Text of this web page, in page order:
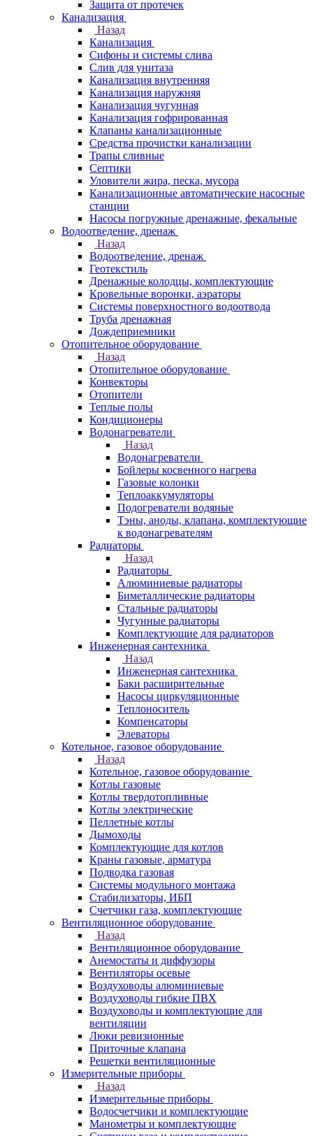
Защита от протечек
Канализация
Назад
Канализация
Сифоны и системы слива
Слив для унитаза
Канализация внутренняя
Канализация наружняя
Канализация чугунная
Канализация гофрированная
Клапаны канализационные
Средства прочистки канализации
Трапы сливные
Септики
Уловители жира, песка, мусора
Канализационные автоматические насосные
станции
Насосы погружные дренажные, фекальные
Водоотведение, дренаж
Назад
Водоотведение, дренаж
Геотекстиль
Дренажные колодцы, комплектующие
Кровельные воронки, аэраторы
Системы поверхностного водоотвода
Труба дренажная
Дождеприемники
Отопительное оборудование
Назад
Отопительное оборудование
Конвекторы
Отопители
Теплые полы
Кондиционеры
Водонагреватели
Назад
Водонагреватели
Бойлеры косвенного нагрева
Газовые колонки
Теплоаккумуляторы
Подогреватели водяные
Тэны, аноды, клапана, комплектующие
к водонагревателям
Радиаторы
Назад
Радиаторы
Алюминиевые радиаторы
Биметаллические радиаторы
Стальные радиаторы
Чугунные радиаторы
Комплектующие для радиаторов
Инженерная сантехника
Назад
Инженерная сантехника
Баки расширительные
Насосы циркуляционные
Теплоноситель
Компенсаторы
Элеваторы
Котельное, газовое оборудование
Назад
Котельное, газовое оборудование
Котлы газовые
Котлы твердотопливные
Котлы электрические
Пеллетные котлы
Дымоходы
Комплектующие для котлов
Краны газовые, арматура
Подводка газовая
Системы модульного монтажа
Стабилизаторы, ИБП
Счетчики газа, комплектующие
Вентиляционное оборудование
Назад
Вентиляционное оборудование
Анемостаты и диффузоры
Вентиляторы осевые
Воздуховоды алюминиевые
Воздуховоды гибкие ПВХ
Воздуховоды и комплектующие для
вентиляции
Люки ревизионные
Приточные клапана
Решетки вентиляционные
Измерительные приборы
Назад
Измерительные приборы
Водосчетчики и комплектующие
Манометры и комплектующие